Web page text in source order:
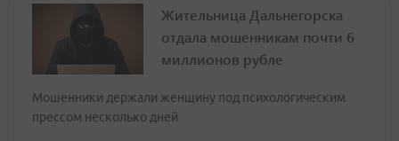
Жительница Дальнегорска
отдала мошенникам почти 6
миллионов рубле
Мошенники держали женщину под психологическим
прессом несколько дней